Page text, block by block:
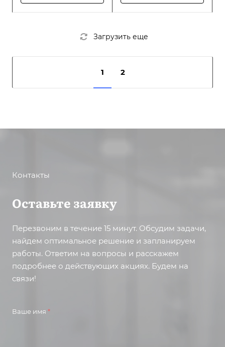
Загрузить еще
1 2
Контакты
Оставьте заявку
Перезвоним в течение 15 минут. Обсудим задачи,
найдем оптимальное решение и запланируем
работы. Ответим на вопросы и расскажем
подробнее о действующих акциях. Будем на
связи!
Ваше имя *